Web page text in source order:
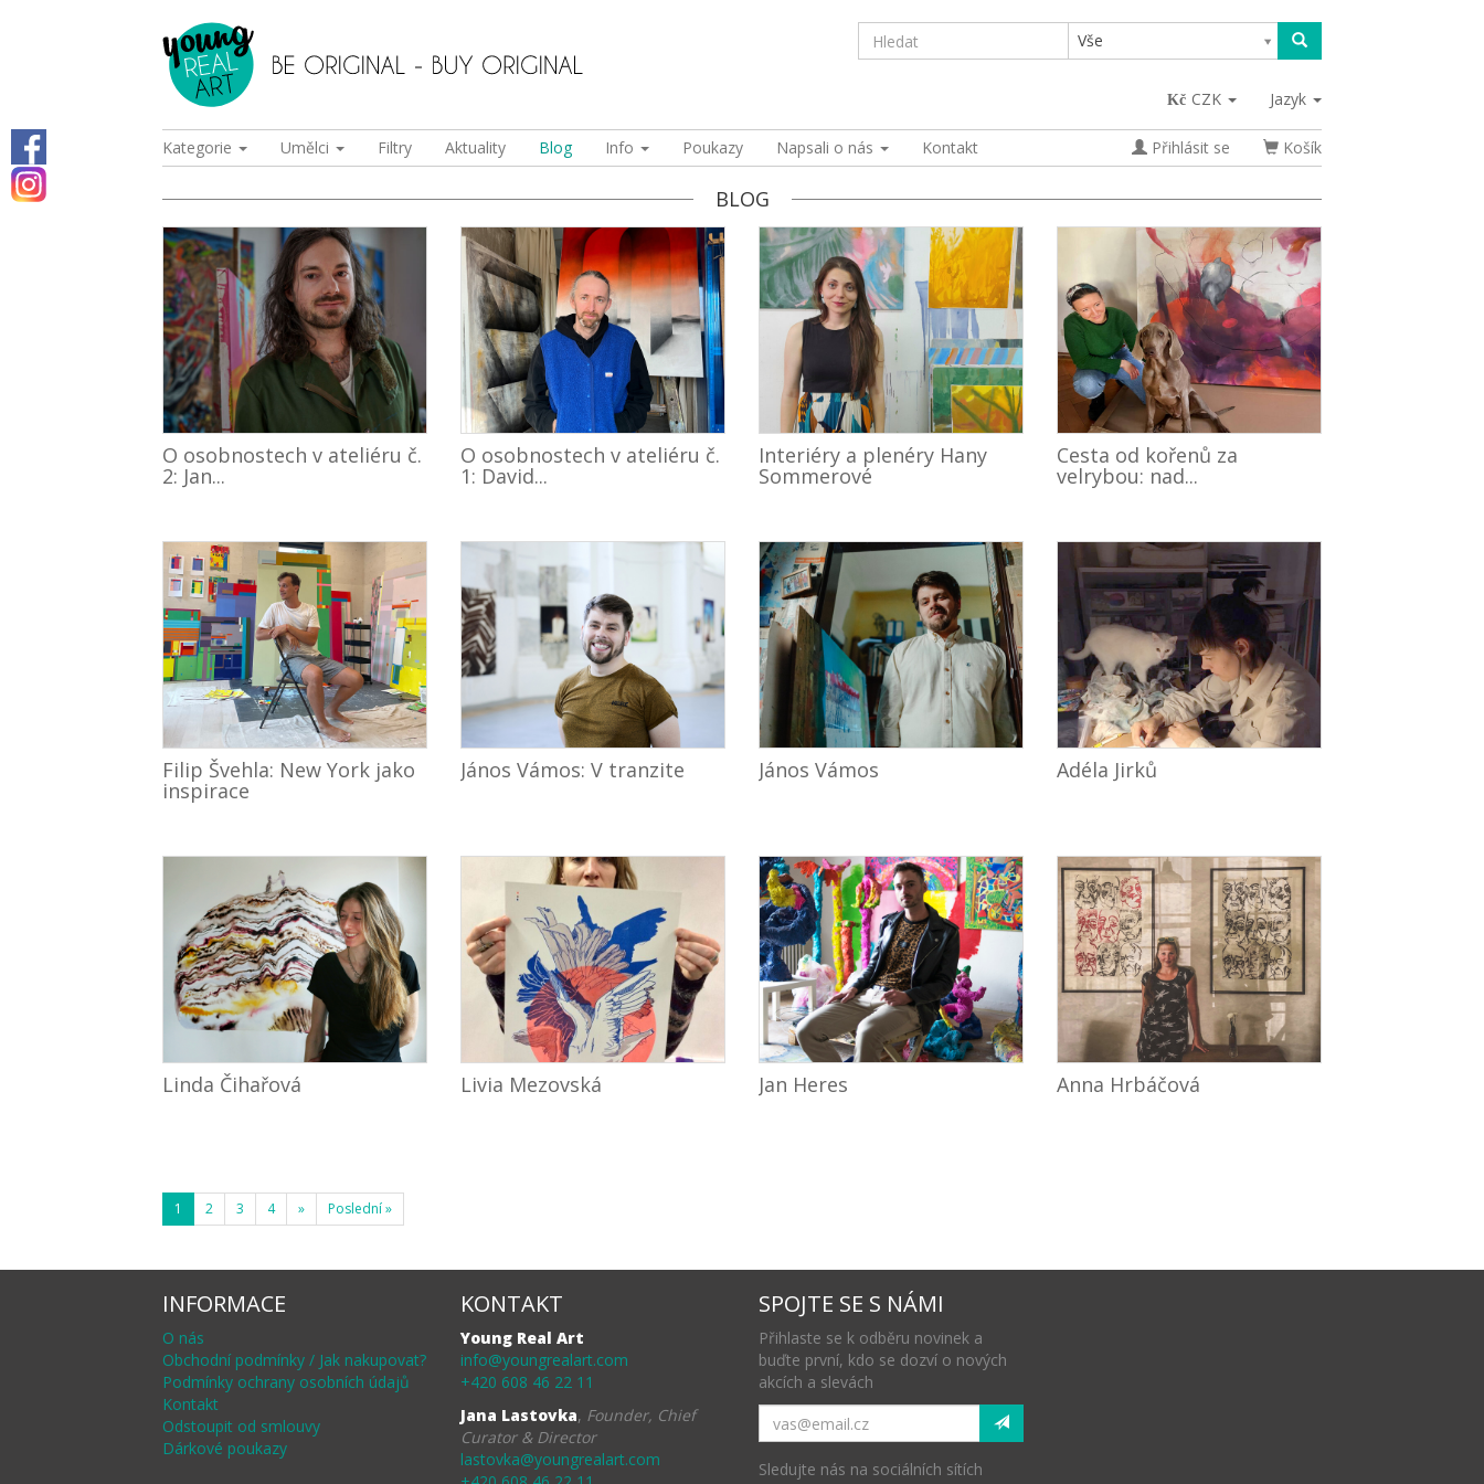
Vše
CZK Jazyk
Kategorie Umělci Filtry Aktuality Blog Info Poukazy Napsali o nás Kontakt Přihlásit se Košík
BLOG
O osobnostech v ateliéru č.
2: Jan...
O osobnostech v ateliéru č.
1: David...
Interiéry a plenéry Hany
Sommerové
Cesta od kořenů za
velrybou: nad...
Filip Švehla: New York jako
inspirace
János Vámos: V tranzite János Vámos Adéla Jirků
Linda Čihařová Livia Mezovská Jan Heres Anna Hrbáčová
1 2 3 4 » Poslední »
INFORMACE
O nás
Obchodní podmínky / Jak nakupovat?
Podmínky ochrany osobních údajů
Kontakt
Odstoupit od smlouvy
Dárkové poukazy
KONTAKT
Young Real Art
info@youngrealart.com
+420 608 46 22 11
Jana Lastovka, Founder, Chief
Curator & Director
lastovka@youngrealart.com
SPOJTE SE S NÁMI
Přihlaste se k odběru novinek a
buďte první, kdo se dozví o nových
akcích a slevách
Sledujte nás na sociálních sítích